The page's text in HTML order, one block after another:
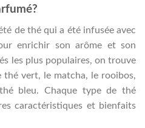
de thé qui a été infusée avec
enrichir son arôme et son
les plus populaires, on trouve
thé vert, le matcha, le rooibos,
bleu. Chaque type de thé
caractéristiques et bienfaits